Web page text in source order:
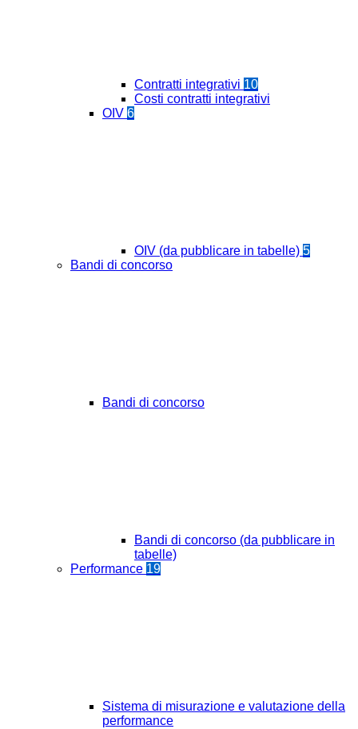
Contratti integrativi 10
Costi contratti integrativi
OIV 6
OIV (da pubblicare in tabelle) 5
Bandi di concorso
Bandi di concorso
Bandi di concorso (da pubblicare in
tabelle)
Performance 19
Sistema di misurazione e valutazione della
performance